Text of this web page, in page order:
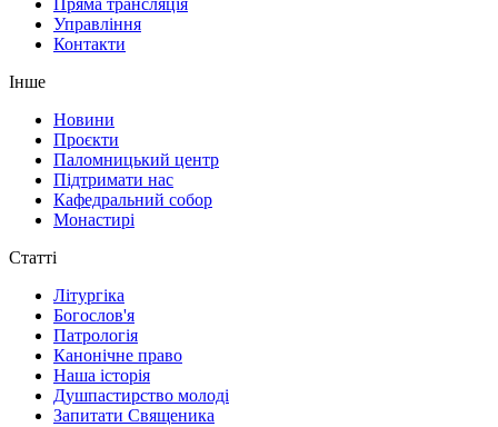
Пряма трансляція
Управління
Контакти
Інше
Новини
Проєкти
Паломницький центр
Підтримати нас
Кафедральний собор
Монастирі
Статті
Літургіка
Богослов'я
Патрологія
Канонічне право
Наша історія
Душпастирство молоді
Запитати Священика